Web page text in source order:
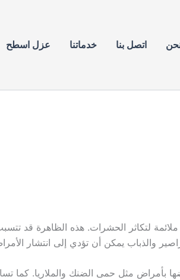
اتصل بنا خدماتنا عزل اسطح
ملائمة لتكاثر الحشرات. هذه الظاهرة قد
والذباب يمكن أن تؤدي إلى انتشار
بأمراض مثل حمى الضنك والملاريا.